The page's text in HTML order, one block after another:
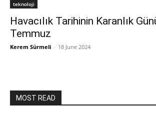
teknoloji
Havacılık Tarihinin Karanlık
Temmuz
Kerem Sürmeli - 18 June 2024
MOST READ